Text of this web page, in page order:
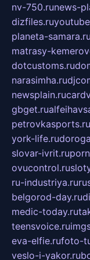
nv-750.runews-
dizfiles.ru
planeta-samara.ru
matrasy-
dotcustoms.ru
narasimha.ru
newsplain.ru
gbget.ru
petrovkasports.ru
york-life.ru
slovar-ivrit.ru
ovucontrol.ru
ru-industriya.ru
belgorod-day.ru
medic-today.ru
teensvoice.ru
eva-elfie.rufoto-
veslo-i-yakor.ru